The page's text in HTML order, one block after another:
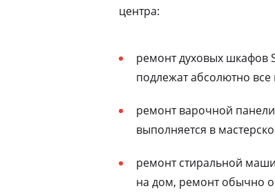
центра:
ремонт духовых шкафов
подлежат абсолютно
ремонт варочной
выполняется в
ремонт стиральной
на дом, ремонт обычно